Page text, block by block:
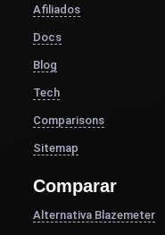
Afiliados
Docs
Blog
Tech
Comparisons
Sitemap
Comparar
Alternativa Blazemeter